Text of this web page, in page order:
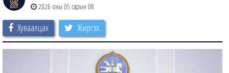
2026 оны 05 сарын 08
Хуваалцах Жиргэх